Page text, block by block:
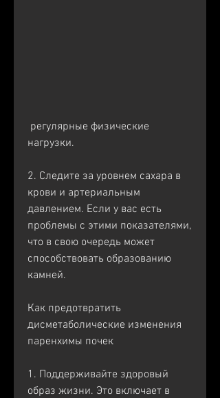
нагрузки.
2. Следите за уровнем сахара в
крови и артериальным
давлением. Если у вас есть
проблемы с этими показателями,
что в свою очередь может
способствовать образованию
камней.
Как предотвратить
дисметаболические изменения
паренхимы почек
1. Поддерживайте здоровый
образ жизни. Это включает в